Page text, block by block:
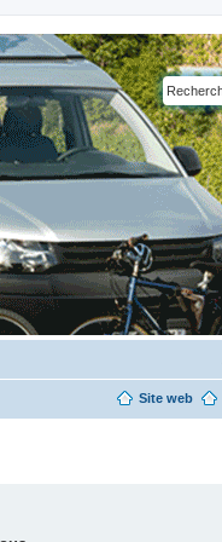
Site web